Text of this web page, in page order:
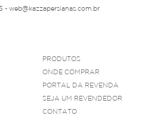
- web@kazzapersianas.com.br
PRODUTOS
ONDE COMPRAR
PORTAL DA REVENDA
SEJA UM REVENDEDOR
CONTATO